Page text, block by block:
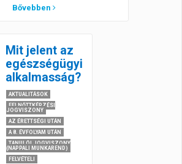
Bővebben
Mit jelent az
egészségügyi
alkalmasság?
AKTUALITÁSOK
FELNŐTTKÉPZÉSI
JOGVISZONY
AZ ÉRETTSÉGI UTÁN
A 8. ÉVFOLYAM UTÁN
TANULÓI JOGVISZONY
(NAPPALI MUNKAREND)
FELVÉTELI